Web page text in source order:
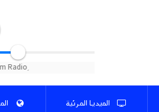
الميديا المرئية